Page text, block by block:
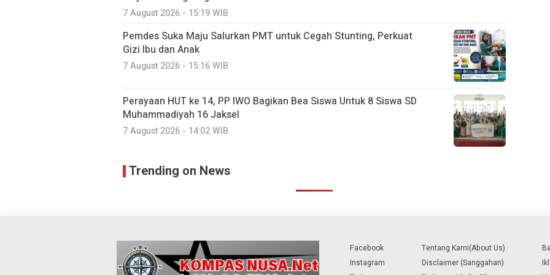
7 August 2026 - 15:19 WIB
Pemdes Suka Maju Salurkan PMT untuk Cegah Stunting, Perkuat
Gizi Ibu dan Anak
7 August 2026 - 15:16 WIB
Perayaan HUT ke 14, PP IWO Bagikan Bea Siswa Untuk 8 Siswa SD
Muhammadiyah 16 Jaksel
7 August 2026 - 14:02 WIB
Trending on News
Facebook
Instagram
Tentang Kami(About Us)
Disclaimer (Sanggahan)